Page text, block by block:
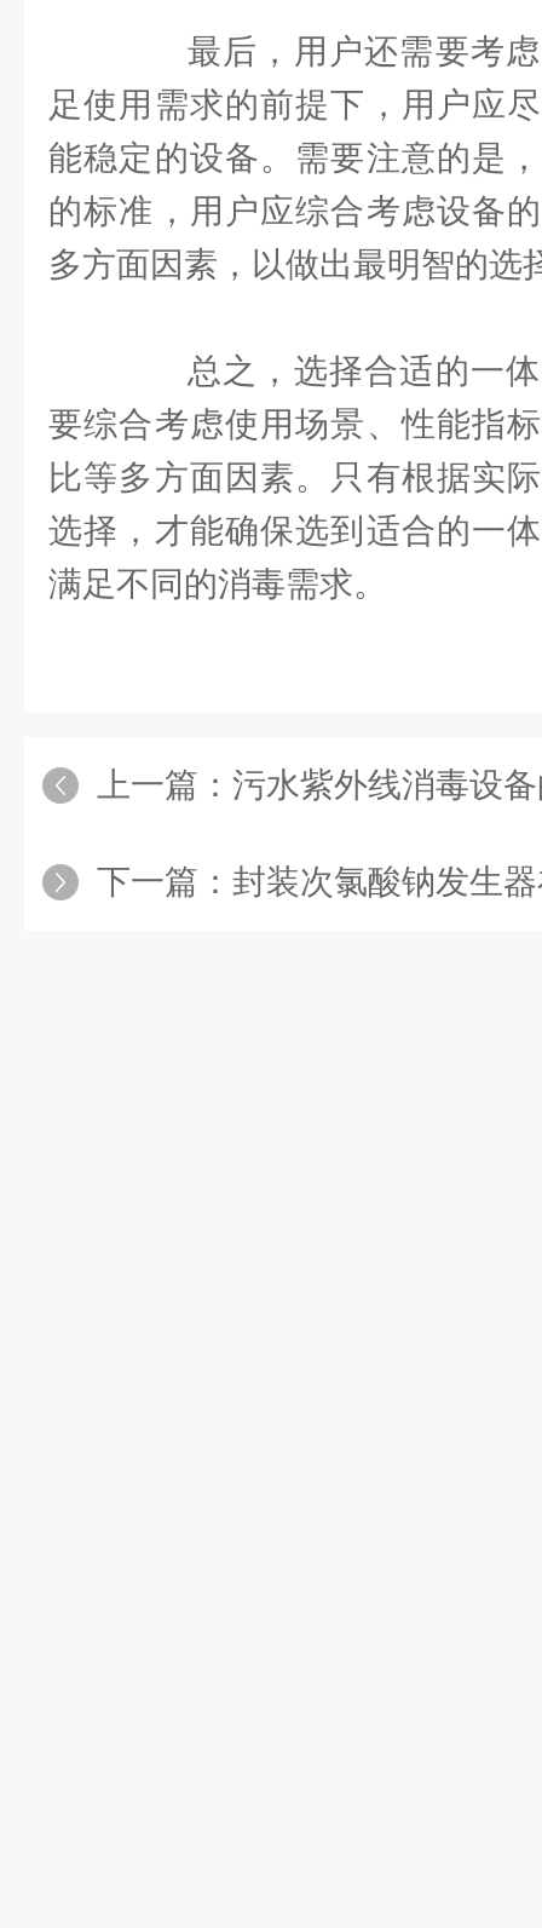
最后，用户还需要考虑
足使用需求的前提下，用户应
能稳定的设备。需要注意的是
的标准，用户应综合考虑设备
多方面因素，以做出最明智的选
总之，选择合适的一体
要综合考虑使用场景、性能指
比等多方面因素。只有根据实
选择，才能确保选到适合的一
满足不同的消毒需求。
上一篇： 污水紫外线消毒设备的
下一篇： 封装次氯酸钠发生